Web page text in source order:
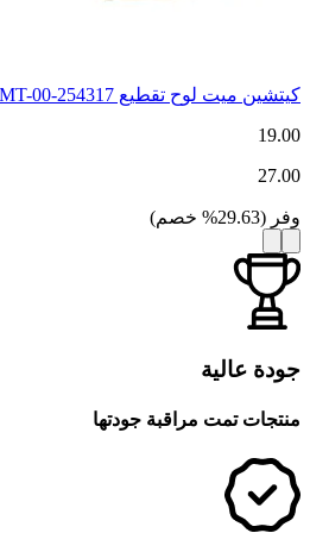
كيتشين ميت لوح تقطيع KMT-00-254317
19.00
27.00
وفر (
29.63
% خصم)
جودة عالية
منتجات تمت مراقبة جودتها